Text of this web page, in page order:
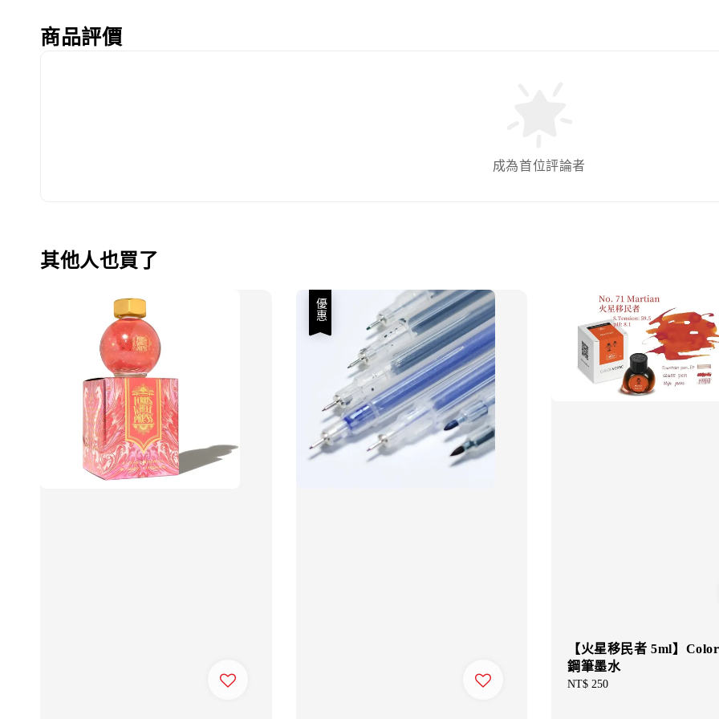
商品評價
成為首位評論者
其他人也買了
優惠
【火星移民者 5ml】
鋼筆墨水
Regular
NT$ 250